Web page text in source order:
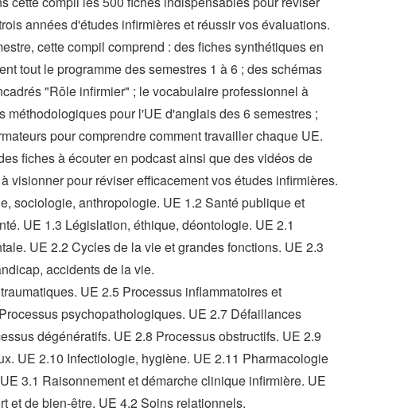
années d'études infirmières et réussir vos évaluations.
cette compil comprend : des fiches synthétiques en
tout le programme des semestres 1 à 6 ; des schémas
"Rôle infirmier" ; le vocabulaire professionnel à
méthodologiques pour l'UE d'anglais des 6 semestres ;
pour comprendre comment travailler chaque UE.
fiches à écouter en podcast ainsi que des vidéos de
visionner pour réviser efficacement vos études infirmières.
sociologie, anthropologie. UE 1.2 Santé publique et
UE 1.3 Législation, éthique, déontologie. UE 2.1
UE 2.2 Cycles de la vie et grandes fonctions. UE 2.3
accidents de la vie.
UE 2.5 Processus inflammatoires et
psychopathologiques. UE 2.7 Défaillances
dégénératifs. UE 2.8 Processus obstructifs. UE 2.9
UE 2.10 Infectiologie, hygiène. UE 2.11 Pharmacologie
3.1 Raisonnement et démarche clinique infirmière. UE
et de bien-être. UE 4.2 Soins relationnels.